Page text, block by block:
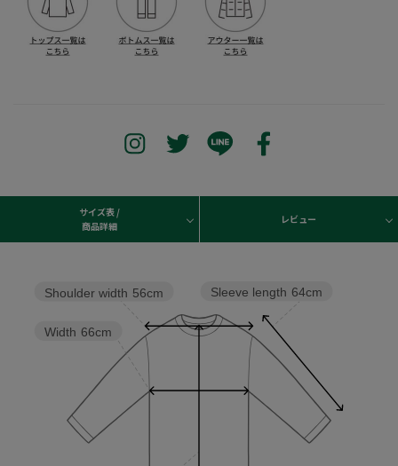
サイズ表 /
商品詳細
レビュー
Sleeve length 64cm
Width 66cm
Shoulder width 56cm